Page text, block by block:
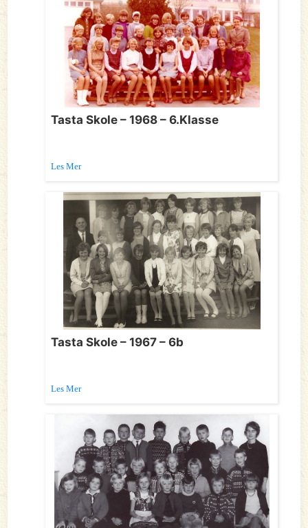
Tasta Skole – 1968 – 6.Klasse
Les Mer
Tasta Skole – 1967 – 6b
Les Mer